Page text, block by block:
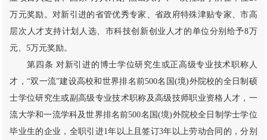
万元奖励。对新引进的省管优秀专家、省政府特殊津贴专家、市高
层次人才支持计划人选、市科技创新创业人才的单位分别给予8万
元、5万元奖励。
第四条 对新引进的博士学位研究生或正高级专业技术职称人
才，“双一流”建设高校和世界排名前500名国(境)外院校的全日制硕
士学位研究生或副高级专业技术职称及高级技师职业资格人才，一
流大学和一流学科及世界排名前500名国(境)外院校全日制学士学位
毕业生的企业，全职引进1年以上且签订3年以上劳动合同的，分别